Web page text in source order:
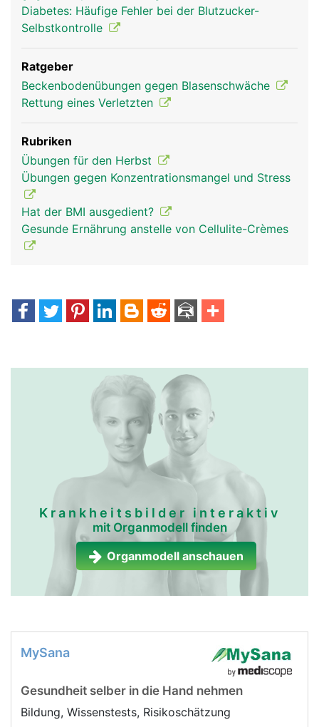
Diabetes: Häufige Fehler bei der Blutzucker-
Selbstkontrolle
Ratgeber
Beckenbodenübungen gegen Blasenschwäche
Rettung eines Verletzten
Rubriken
Übungen für den Herbst
Übungen gegen Konzentrationsmangel und Stress
Hat der BMI ausgedient?
Gesunde Ernährung anstelle von Cellulite-Crèmes
Krankheitsbilder interaktiv
mit Organmodell finden
Organmodell anschauen
MySana
Gesundheit selber in die Hand nehmen
Bildung, Wissenstests, Risikoschätzung